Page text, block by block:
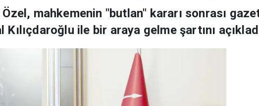
mahkemenin "butlan" kararı sonrası
Kılıçdaroğlu ile bir araya gelme şartını